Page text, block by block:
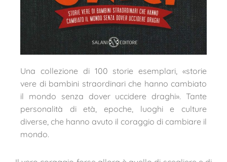
Una collezione di 100 storie esemplari, «storie
vere di bambini straordinari che hanno cambiato
il mondo senza dover uccidere draghi». Tante
personalità di età, epoche, luoghi e culture
diverse, che hanno avuto il coraggio di cambiare il
mondo.